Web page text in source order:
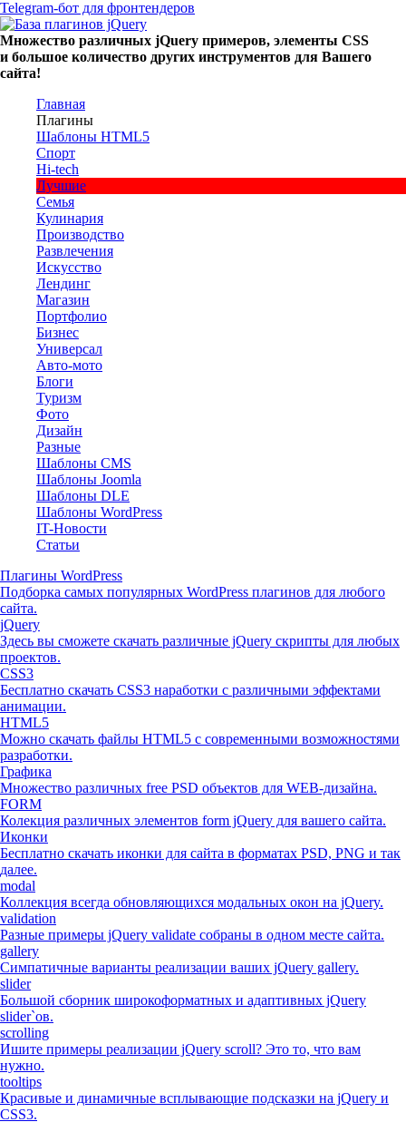
Telegram-бот для фронтендеров
Множество различных jQuery примеров, элементы CSS
и большое количество других инструментов для Вашего
сайта!
Главная
Плагины
Шаблоны HTML5
Спорт
Hi-tech
Лучшие
Семья
Кулинария
Производство
Развлечения
Искусство
Лендинг
Магазин
Портфолио
Бизнес
Универсал
Авто-мото
Блоги
Туризм
Фото
Дизайн
Разные
Шаблоны CMS
Шаблоны Joomla
Шаблоны DLE
Шаблоны WordPress
IT-Новости
Статьи
Плагины WordPress
Подборка самых популярных WordPress плагинов для любого
сайта.
jQuery
Здесь вы сможете скачать различные jQuery скрипты для любых
проектов.
CSS3
Бесплатно скачать CSS3 наработки с различными эффектами
анимации.
HTML5
Можно скачать файлы HTML5 с современными возможностями
разработки.
Графика
Множество различных free PSD объектов для WEB-дизайна.
FORM
Колекция различных элементов form jQuery для вашего сайта.
Иконки
Бесплатно скачать иконки для сайта в форматах PSD, PNG и так
далее.
modal
Коллекция всегда обновляющихся модальных окон на jQuery.
validation
Разные примеры jQuery validate собраны в одном месте сайта.
gallery
Симпатичные варианты реализации ваших jQuery gallery.
slider
Большой сборник широкоформатных и адаптивных jQuery
slider`ов.
scrolling
Ишите примеры реализации jQuery scroll? Это то, что вам
нужно.
tooltips
Красивые и динамичные всплывающие подсказки на jQuery и
CSS3.